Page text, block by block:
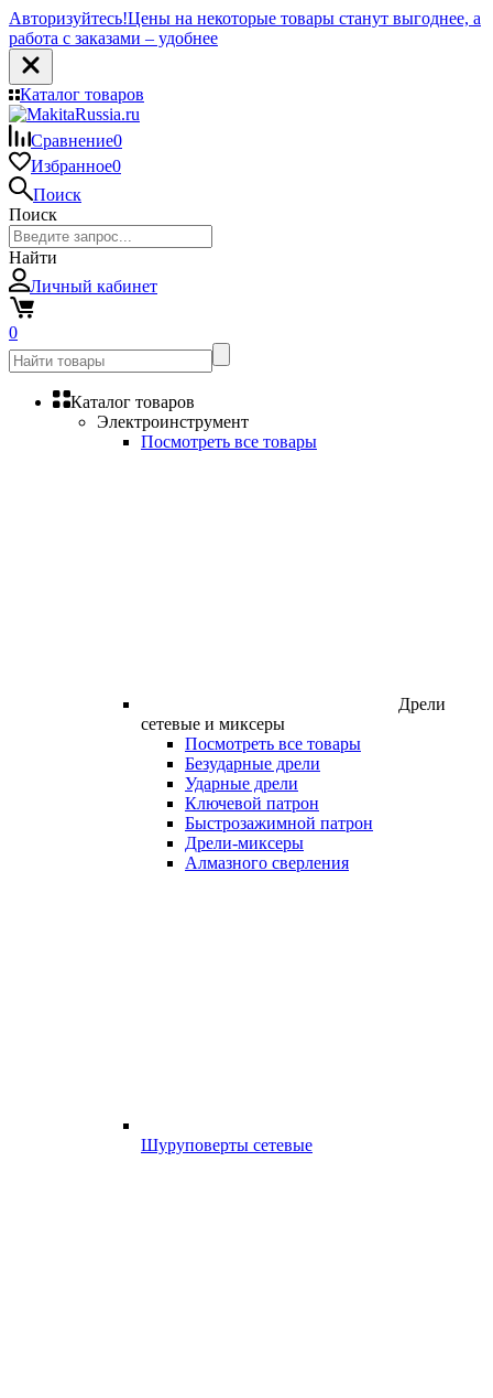
Авторизуйтесь!Цены на некоторые товары станут выгоднее, а
работа с заказами – удобнее
Каталог товаров
Сравнение0
Избранное0
Поиск
Поиск
Найти
Личный кабинет
0
Каталог товаров
Электроинструмент
Посмотреть все товары
Дрели
сетевые и миксеры
Посмотреть все товары
Безударные дрели
Ударные дрели
Ключевой патрон
Быстрозажимной патрон
Дрели-миксеры
Алмазного сверления
Шуруповерты сетевые